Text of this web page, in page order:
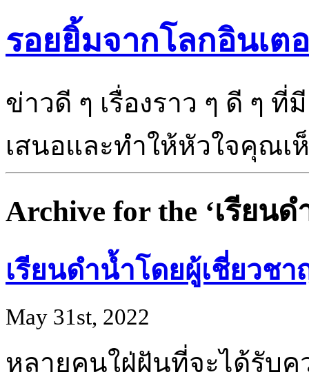
รอยยิ้มจากโลกอินเต
ข่าวดี ๆ เรื่องราว ๆ ดี ๆ
เสนอและทำให้หัวใจคุณเ
Archive for the ‘เรียนด
เรียนดำน้ำโดยผู้เชี่ยวช
May 31st, 2022
หลายคนใฝ่ฝันที่จะได้รับ